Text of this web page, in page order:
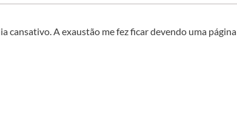
cansativo. A exaustão me fez ficar devendo uma página